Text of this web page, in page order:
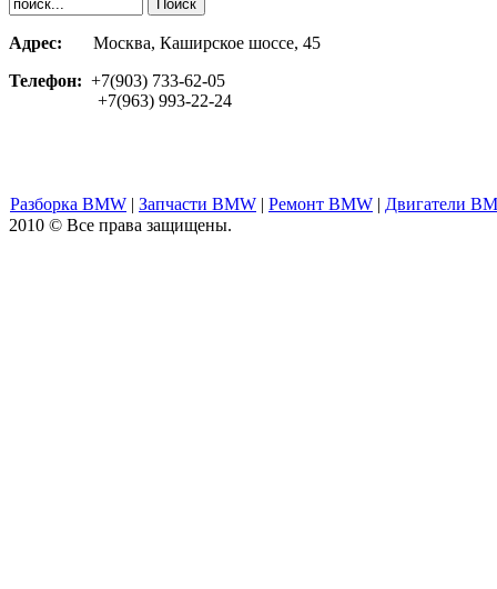
Адрес: Москва, Каширское шоссе, 45
Телефон: +7(903) 733-62-05
+7(963) 993-22-24
Разборка BMW | Запчасти BMW | Ремонт BMW | Двигатели
2010 © Все права защищены.